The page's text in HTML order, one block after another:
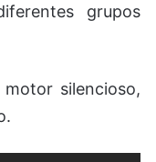
grupos
silencioso,